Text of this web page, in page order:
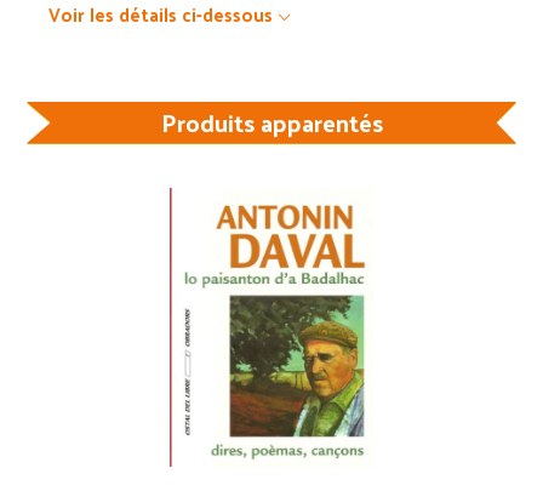
Voir les détails ci-dessous
Produits apparentés